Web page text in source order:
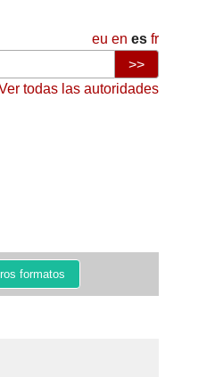
eu en es fr
todas las autoridades
formatos